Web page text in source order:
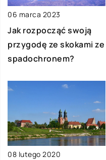
06 marca 2023
Jak rozpocząć swoją
przygodę ze skokami ze
spadochronem?
08 lutego 2020